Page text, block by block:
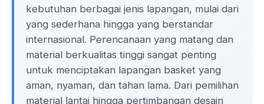
kebutuhan berbagai jenis lapangan, mulai dari
yang sederhana hingga yang berstandar
internasional. Perencanaan yang matang dan
material berkualitas tinggi sangat penting
untuk menciptakan lapangan basket yang
aman, nyaman, dan tahan lama. Dari pemilihan
material lantai hingga pertimbangan desain